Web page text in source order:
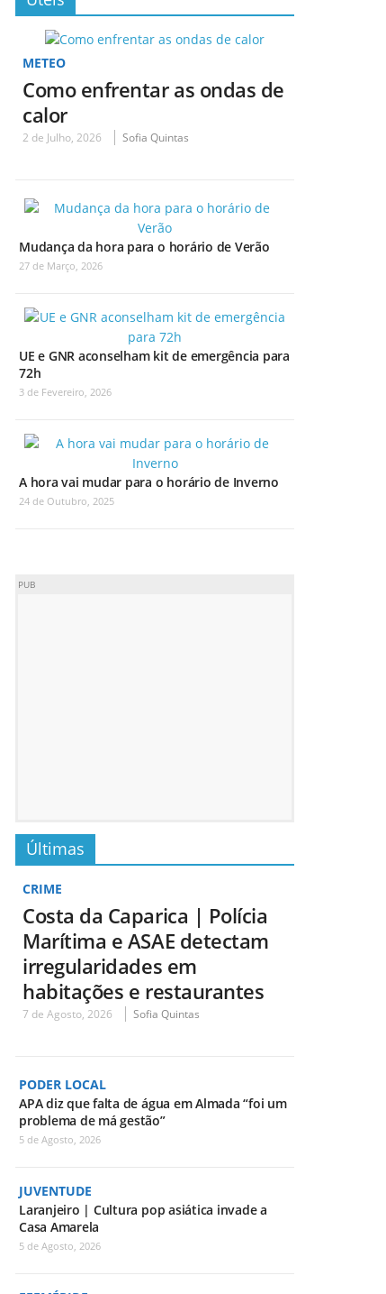
METEO
Como enfrentar as ondas de
calor
2 de Julho, 2026 Sofia Quintas
Mudança da hora para o horário de Verão
27 de Março, 2026
UE e GNR aconselham kit de emergência para
72h
3 de Fevereiro, 2026
A hora vai mudar para o horário de Inverno
24 de Outubro, 2025
PUB
Últimas
CRIME
Costa da Caparica | Polícia
Marítima e ASAE detectam
irregularidades em
habitações e restaurantes
7 de Agosto, 2026 Sofia Quintas
PODER LOCAL
APA diz que falta de água em Almada “foi um
problema de má gestão”
5 de Agosto, 2026
JUVENTUDE
Laranjeiro | Cultura pop asiática invade a
Casa Amarela
5 de Agosto, 2026